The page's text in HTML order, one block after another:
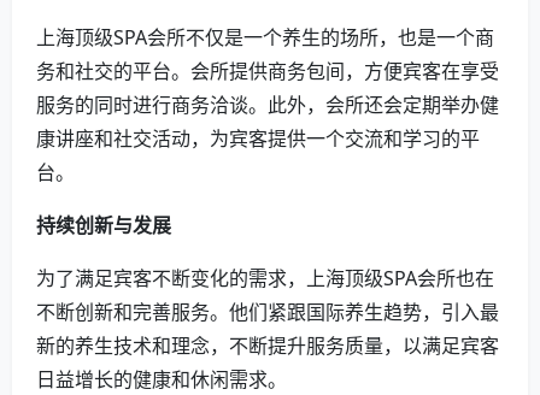
上海顶级SPA会所不仅是一个养生的场所，也是一个商
务和社交的平台。会所提供商务包间，方便宾客在享受
服务的同时进行商务洽谈。此外，会所还会定期举办健
康讲座和社交活动，为宾客提供一个交流和学习的平
台。
持续创新与发展
为了满足宾客不断变化的需求，上海顶级SPA会所也在
不断创新和完善服务。他们紧跟国际养生趋势，引入最
新的养生技术和理念，不断提升服务质量，以满足宾客
日益增长的健康和休闲需求。